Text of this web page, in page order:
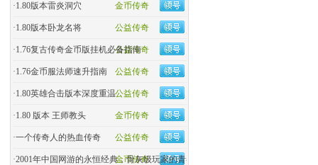
金币传奇
·1.80版本雷炎洞穴
公益传奇
·1.80版本卧龙名将
公益传奇
·1.76复古传奇金币版挂机必备指南
公益传奇
·1.76金币服法师速升指南
公益传奇
·1.80英雄合击版本深度重温
金币传奇
·1.80 版本 王师教头
公益传奇
·一个传奇人的热血传奇
金币传奇
·2001年中国网游的永恒经典，骨灰级玩家的青春回忆杀！